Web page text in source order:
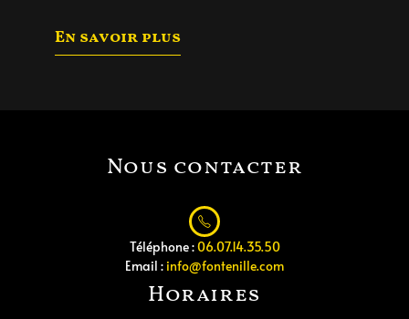
En savoir plus
Nous contacter
Téléphone :06.07.14.35.50
Email : info@fontenille.com
Horaires